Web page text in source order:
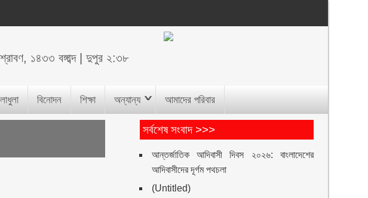
১৪৩৩ বঙ্গাব্দ|দুপুর ২:৩৮
বিনোদন শিক্ষা অন্যান্য আমাদের পরিবার
সর্বশেষ সংবাদ >>>
আন্তর্জাতিক আদিবাসী দিবস ২০২৬: বাংলাদেশের
আদিবাসীদের দূর্গম পথচলা
(Untitled)